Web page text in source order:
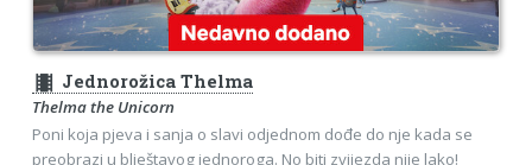
theaters Jednorožica Thelma
Thelma the Unicorn
Poni koja pjeva i sanja o slavi odjednom dođe do nje kada se
preobrazi u blještavog jednoroga. No biti zvijezda nije lako!